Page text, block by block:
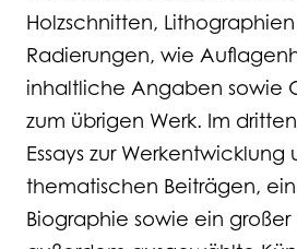
Holzschnitten,
Radierungen, wie
inhaltliche Angaben sowie
zum übrigen Werk. Im
Essays zur
thematischen Beiträgen,
Biographie sowie ein großer